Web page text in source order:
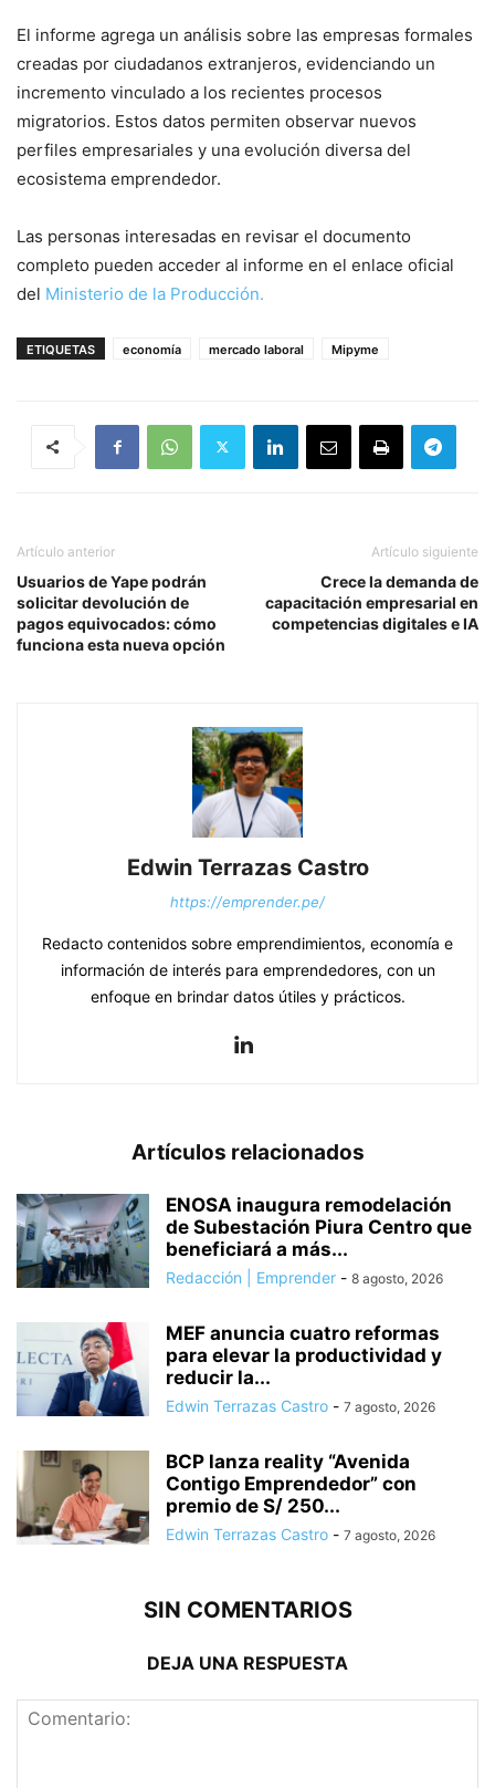
El informe agrega un análisis sobre las empresas formales
creadas por ciudadanos extranjeros, evidenciando un
incremento vinculado a los recientes procesos
migratorios. Estos datos permiten observar nuevos
perfiles empresariales y una evolución diversa del
ecosistema emprendedor.
Las personas interesadas en revisar el documento
completo pueden acceder al informe en el enlace oficial
del Ministerio de la Producción.
ETIQUETAS economía mercado laboral Mipyme
Artículo anterior
Usuarios de Yape podrán
solicitar devolución de
pagos equivocados: cómo
funciona esta nueva opción
Artículo siguiente
Crece la demanda de
capacitación empresarial en
competencias digitales e IA
Edwin Terrazas Castro
https://emprender.pe/
Redacto contenidos sobre emprendimientos, economía e
información de interés para emprendedores, con un
enfoque en brindar datos útiles y prácticos.
Artículos relacionados
ENOSA inaugura remodelación
de Subestación Piura Centro que
beneficiará a más...
Redacción | Emprender - 8 agosto, 2026
MEF anuncia cuatro reformas
para elevar la productividad y
reducir la...
Edwin Terrazas Castro - 7 agosto, 2026
BCP lanza reality “Avenida
Contigo Emprendedor” con
premio de S/ 250...
Edwin Terrazas Castro - 7 agosto, 2026
SIN COMENTARIOS
DEJA UNA RESPUESTA